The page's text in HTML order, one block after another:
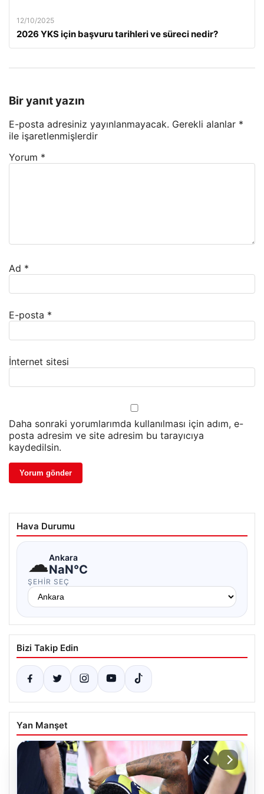
12/10/2025
2026 YKS için başvuru tarihleri ve süreci nedir?
Bir yanıt yazın
E-posta adresiniz yayınlanmayacak. Gerekli alanlar *
ile işaretlenmişlerdir
Yorum *
Ad *
E-posta *
İnternet sitesi
Daha sonraki yorumlarımda kullanılması için adım, e-
posta adresim ve site adresim bu tarayıcıya
kaydedilsin.
Hava Durumu
☁Ankara
NaN°C
ŞEHIR SEÇ
Bizi Takip Edin
Yan Manşet